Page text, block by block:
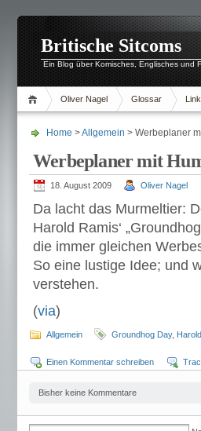
Britische Sitcoms
Ein Blog über Komisches, Englisches und
Oliver Nagel Glossar
Home >Allgemein > Werbeplaner
Werbeplaner mit
18. August 2009 Oliver Nagel
Da lacht das Murmeltier:
Harold Ramis‘
die immer gleichen
So eine lustige Idee; und
verstehen.
(via)
Allgemein Groundhog Day,
Einen Kommentar schreiben
Bisher keine Kommentare